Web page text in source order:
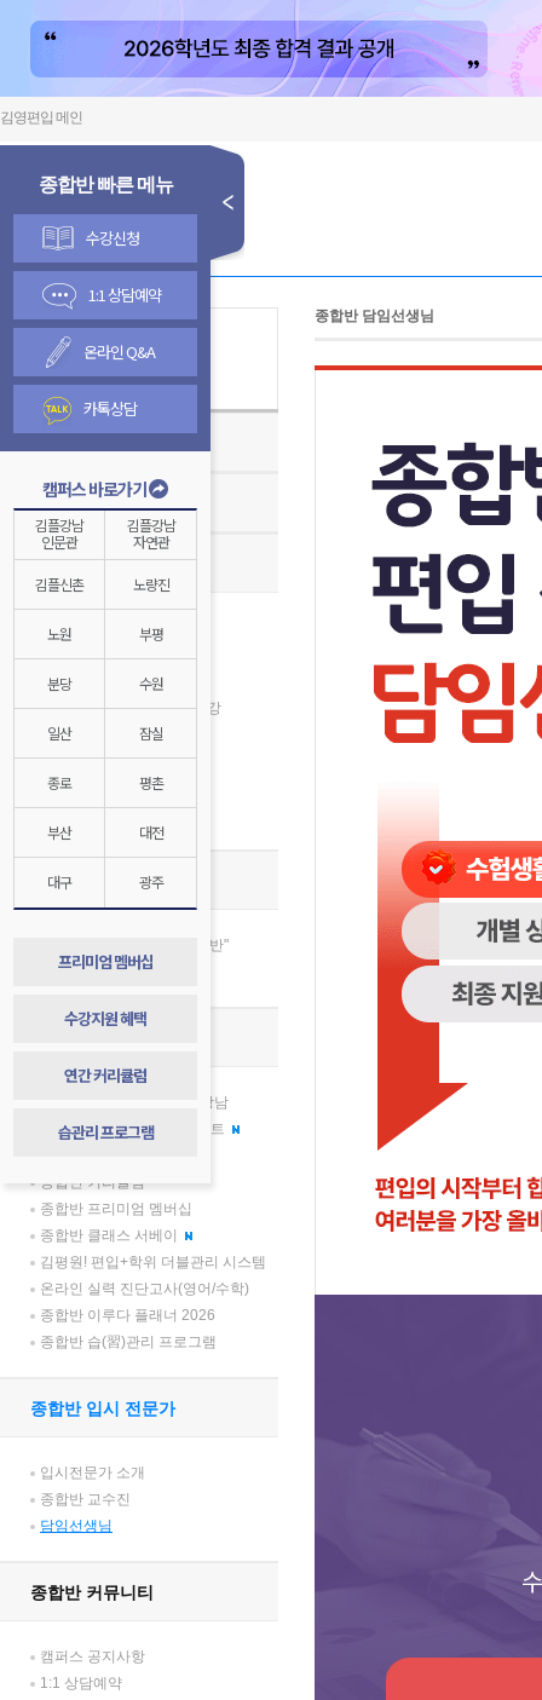
김영편입 메인
종합반 빠른 메뉴
수강신청
1:1 상담예약
온라인 Q&A
카톡상담
캠퍼스 바로가기
김플강남
인문관
김플강남
자연관
김플신촌 노량진
노원 부평
분당 수원
일산 잠실
종로 평촌
부산 대전
대구 광주
프리미엄 멤버십
수강지원 혜택
연간 커리큘럼
습관리 프로그램
김영종합반
온라인 수강신청 안내
종합반 개강안내
8월 수강신청
인문계 8월 개강
자연계 8월 개강
2028대비 1학년 반 8월 개강
김영플러스 8월 개강
자연계전문관 8월 개강
경찰대/연고대 특별반
종합반 스토리
합격 절대공식, “합격=종합반"
종합반 1년 발자취 기록
압도적 격차, 김영플러스 강남
종합반 학부모 소통 프로젝트
종합반 커리큘럼
종합반 프리미엄 멤버십
종합반 클래스 서베이
김평원! 편입+학위 더블관리 시스템
온라인 실력 진단고사(영어/수학)
종합반 이루다 플래너 2026
종합반 습(習)관리 프로그램
종합반 입시 전문가
입시전문가 소개
종합반 교수진
담임선생님
종합반 커뮤니티
캠퍼스 공지사항
1:1 상담예약
종합반 담임선생님